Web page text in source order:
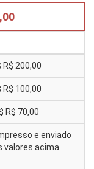
R$ 200,00
R$ 100,00
R$ 70,00
e enviado
valores acima